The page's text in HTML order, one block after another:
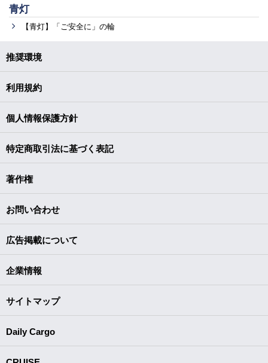
青灯
【青灯】「ご安全に」の輪
推奨環境
利用規約
個人情報保護方針
特定商取引法に基づく表記
著作権
お問い合わせ
広告掲載について
企業情報
サイトマップ
Daily Cargo